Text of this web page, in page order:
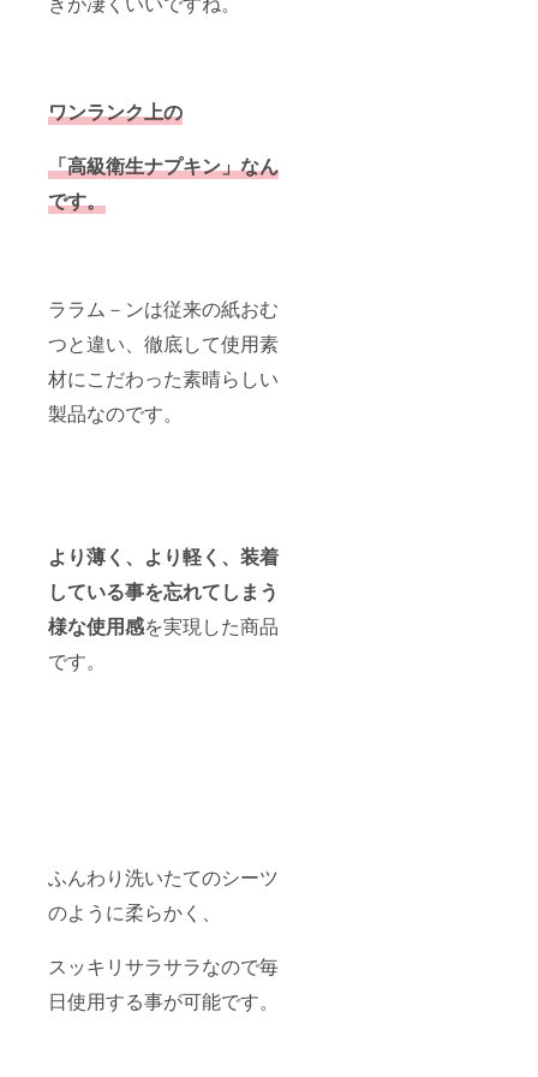
ワンランク上の
「高級衛生ナプキン」なん
です。
ララム－ンは従来の紙おむ
つと違い、徹底して使用素
材にこだわった素晴らしい
製品なのです。
より薄く、より軽く、装着
している事を忘れてしまう
様な使用感を実現した商品
です。
ふんわり洗いたてのシーツ
のように柔らかく、
スッキリサラサラなので毎
日使用する事が可能です。